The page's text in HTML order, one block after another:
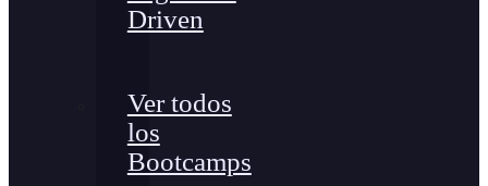
Driven
Ver todos
los
Bootcamps